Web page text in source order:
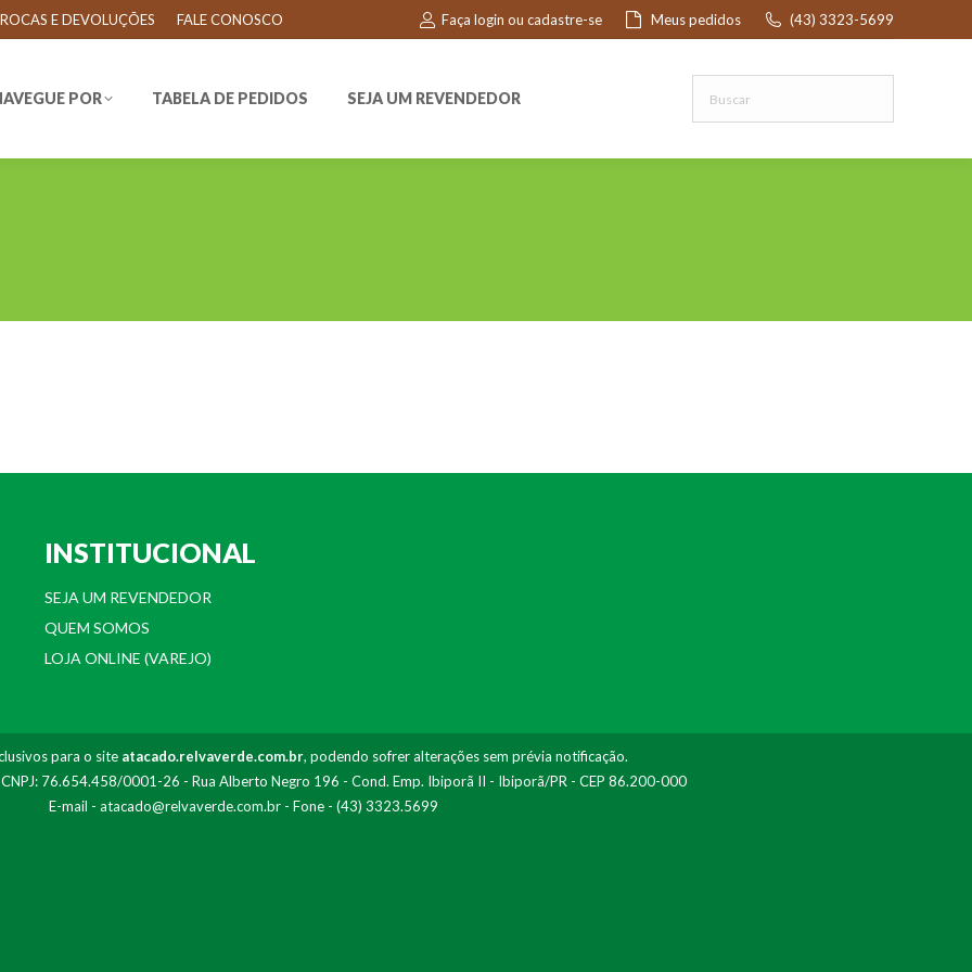
E DEVOLUÇÕES FALE CONOSCO Faça login ou cadastre-se Meus pedidos (43) 3323-5699
POR TABELA DE PEDIDOS SEJA UM REVENDEDOR
INSTITUCIONAL
SEJA UM REVENDEDOR
QUEM SOMOS
LOJA ONLINE (VAREJO)
para o site atacado.relvaverde.com.br, podendo sofrer alterações sem prévia notificação.
CNPJ: 76.654.458/0001-26 - Rua Alberto Negro 196 - Cond. Emp. Ibiporã II - Ibiporã/PR - CEP 86.200-000
E-mail - atacado@relvaverde.com.br- Fone - (43) 3323.5699
POR TABELA DE PEDIDOS SEJA UM REVENDEDOR